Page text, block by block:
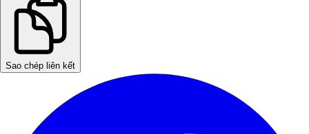
Sao chép liên kết